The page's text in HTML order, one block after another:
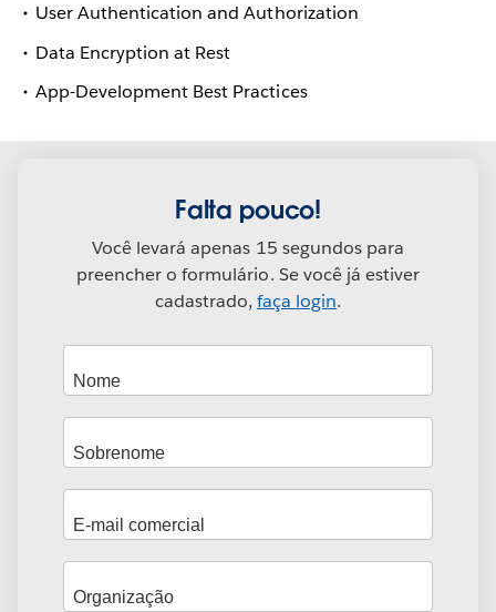
User Authentication and Authorization
Data Encryption at Rest
App-Development Best Practices
Falta pouco!
Você levará apenas 15 segundos para
preencher o formulário. Se você já estiver
cadastrado, faça login.